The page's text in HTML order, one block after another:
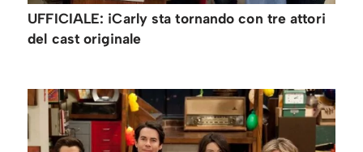
UFFICIALE: iCarly sta tornando con tre attori
del cast originale